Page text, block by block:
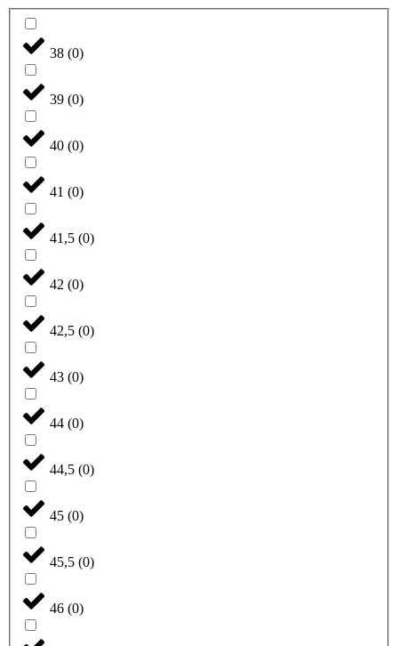
38 (0)
39 (0)
40 (0)
41 (0)
41,5 (0)
42 (0)
42,5 (0)
43 (0)
44 (0)
44,5 (0)
45 (0)
45,5 (0)
46 (0)